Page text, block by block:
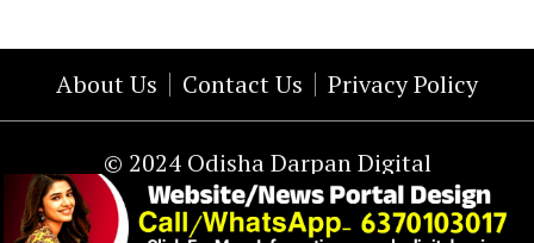
About Us Contact Us Privacy Policy
© 2024 Odisha Darpan Digital